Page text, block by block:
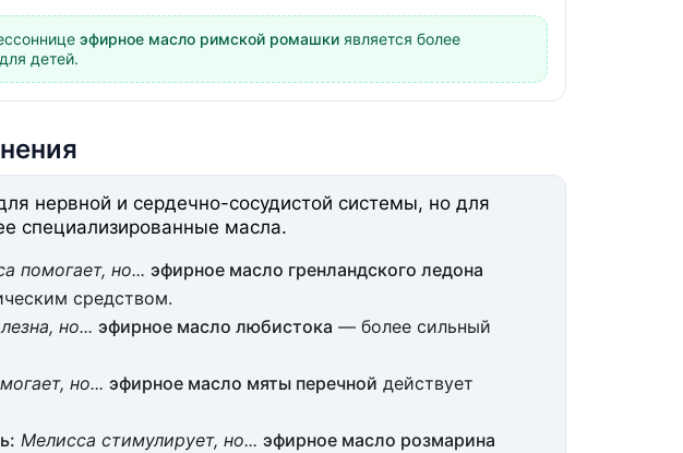
эфирное масло римской ромашкиявляется более
детей.
нервной и сердечно-сосудистой системы, но для
специализированные масла.
помогает, но... эфирное масло гренландского ледона
средством.
но... эфирное масло любистока — более сильный
но... эфирное масло мяты перечной действует
Мелисса стимулирует, но... эфирное масло розмарина